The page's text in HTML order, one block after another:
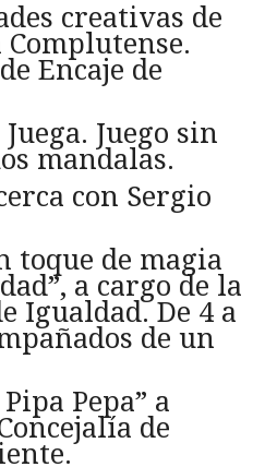
creativas de
Encaje de
Juego sin
mandalas.
con Sergio
toque de magia
a cargo de la
Igualdad. De 4 a
de un
Pepa” a
de